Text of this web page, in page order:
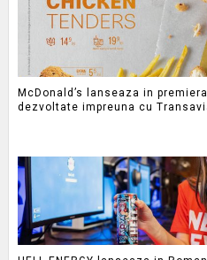
McDonald’s lanseaza in
dezvoltate impreuna cu